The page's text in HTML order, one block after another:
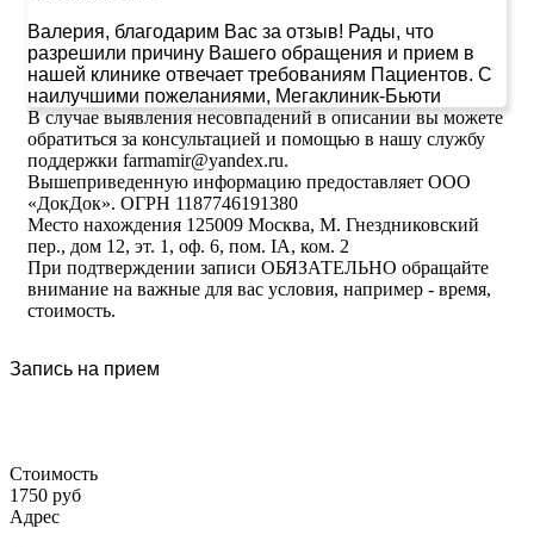
Валерия, благодарим Вас за отзыв! Рады, что
разрешили причину Вашего обращения и прием в
нашей клинике отвечает требованиям Пациентов. С
наилучшими пожеланиями, Мегаклиник-Бьюти
В случае выявления несовпадений в описании вы можете
обратиться за консультацией и помощью в нашу службу
поддержки farmamir@yandex.ru.
Вышеприведенную информацию предоставляет ООО
«ДокДок». ОГРН 1187746191380
Место нахождения 125009 Москва, М. Гнездниковский
пер., дом 12, эт. 1, оф. 6, пом. IA, ком. 2
При подтверждении записи ОБЯЗАТЕЛЬНО обращайте
внимание на важные для вас условия, например - время,
стоимость.
Запись на прием
Стоимость
1750 руб
Адрес